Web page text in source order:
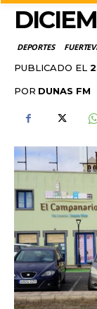
DEPORTES
PUBLICADO EL
POR DUNAS FM